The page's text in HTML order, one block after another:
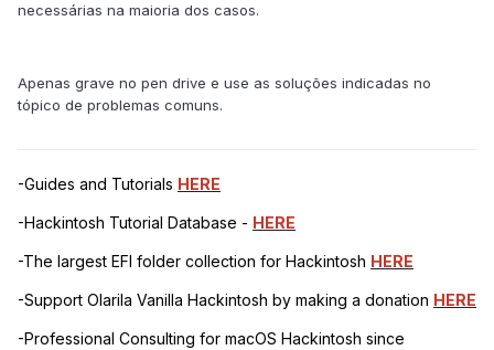
necessárias na maioria dos casos.
Apenas grave no pen drive e use as soluções indicadas no
tópico de problemas comuns.
-Guides and Tutorials HERE
-Hackintosh Tutorial Database - HERE
-The largest EFI folder collection for Hackintosh HERE
-Support Olarila Vanilla Hackintosh by making a donation HERE
-Professional Consulting for macOS Hackintosh since